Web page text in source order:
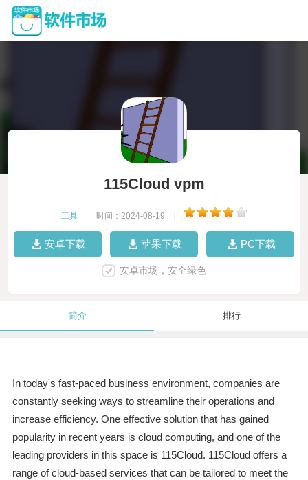
115Cloud vpm
工具 时间：2024-08-19
安卓下载 苹果下载 PC下载
安卓市场，安全绿色
简介 排行
In today's fast-paced business environment, companies are
constantly seeking ways to streamline their operations and
increase efficiency. One effective solution that has gained
popularity in recent years is cloud computing, and one of the
leading providers in this space is 115Cloud. 115Cloud offers a
range of cloud-based services that can be tailored to meet the